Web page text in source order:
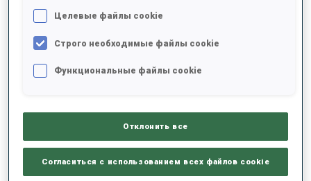
ЛЫЖНЫЙ ХОД - ОТСТАВАНИЕ ОТ ЛИДЕРА
Целевые файлы cookie
Строго необходимые файлы cookie
Функциональные файлы cookie
Отклонить все
Согласиться с использованием всех файлов cookie